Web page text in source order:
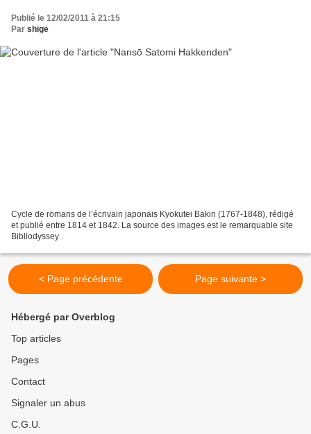
Publié le 12/02/2011 à 21:15
Par shige
Cycle de romans de l’écrivain japonais Kyokutei Bakin (1767-1848), rédigé
et publié entre 1814 et 1842. La source des images est le remarquable site
Bibliodyssey .
< Page précédente Page suivante >
Hébergé par Overblog
Top articles
Pages
Contact
Signaler un abus
C.G.U.